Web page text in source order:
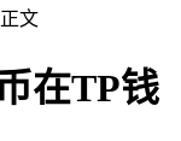
文
在TP钱